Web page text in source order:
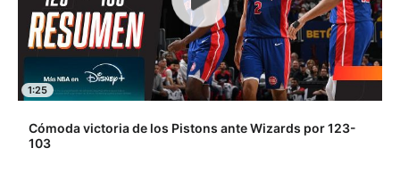
1:25
Cómoda victoria de los Pistons ante Wizards por 123-
103